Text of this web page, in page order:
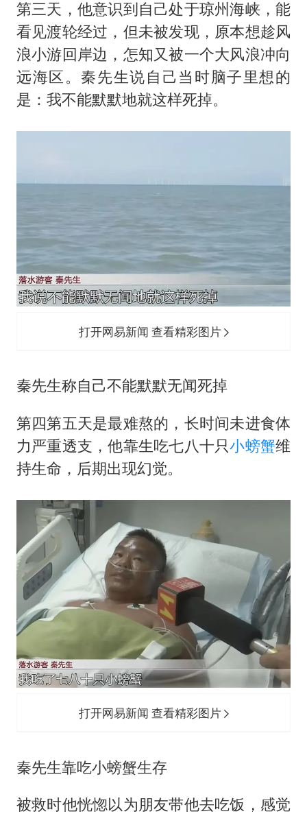
第三天，他意识到自己处于琼州海峡，能
看见渡轮经过，但未被发现，原本想趁风
浪小游回岸边，怎知又被一个大风浪冲向
远海区。秦先生说自己当时脑子里想的
是：我不能默默地就这样死掉。
打开网易新闻 查看精彩图片
秦先生称自己不能默默无闻死掉
第四第五天是最难熬的，长时间未进食体
力严重透支，他靠生吃七八十只小螃蟹维
持生命，后期出现幻觉。
打开网易新闻 查看精彩图片
秦先生靠吃小螃蟹生存
被救时他恍惚以为朋友带他去吃饭，感觉